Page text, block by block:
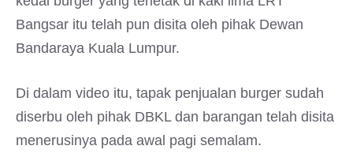
Bangsar itu telah pun disita oleh pihak Dewan
Bandaraya Kuala Lumpur.
Di dalam video itu, tapak penjualan burger sudah
diserbu oleh pihak DBKL dan barangan telah disita
menerusinya pada awal pagi semalam.